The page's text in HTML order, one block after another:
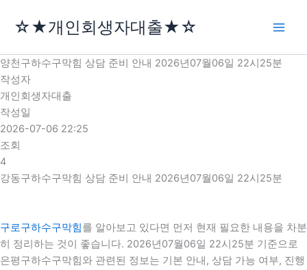
로
건
너
뛰
기
☆★개인회생자대출★☆
양천구하수구막힘 상담 준비 안내 2026년07월06일 22시25분
작성자
개인회생자대출
작성일
2026-07-06 22:25
조회
4
강동구하수구막힘 상담 준비 안내 2026년07월06일 22시25분
구로구하수구막힘를 알아보고 있다면 먼저 현재 필요한 내용을 차분
히 정리하는 것이 좋습니다. 2026년07월06일 22시25분 기준으로
은평구하수구막힘와 관련된 정보는 기본 안내, 상담 가능 여부, 진행